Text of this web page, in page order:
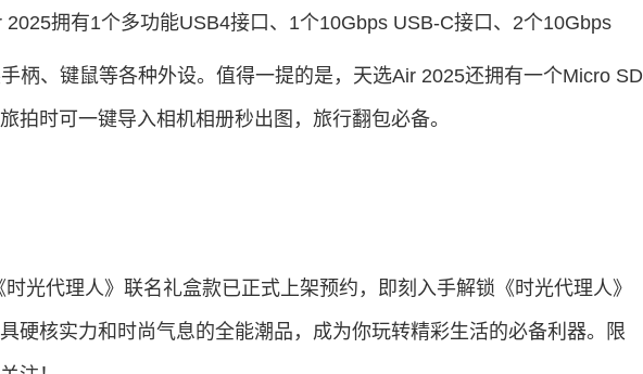
拥有1个多功能USB4接口、1个10Gbps USB-C接口、2个10Gbps
柄、键鼠等各种外设。值得一提的是，天选Air 2025还拥有一个Micro SD
拍时可一键导入相机相册秒出图，旅行翻包必备。
光代理人》联名礼盒款已正式上架预约，即刻入手解锁《时光代理人》
硬核实力和时尚气息的全能潮品，成为你玩转精彩生活的必备利器。限